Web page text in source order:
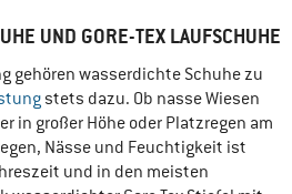
UND GORE-TEX LAUFSCHUHE
gehören wasserdichte Schuhe zu
stets dazu. Ob nasse Wiesen
in großer Höhe oder Platzregen am
Nässe und Feuchtigkeit ist
und in den meisten